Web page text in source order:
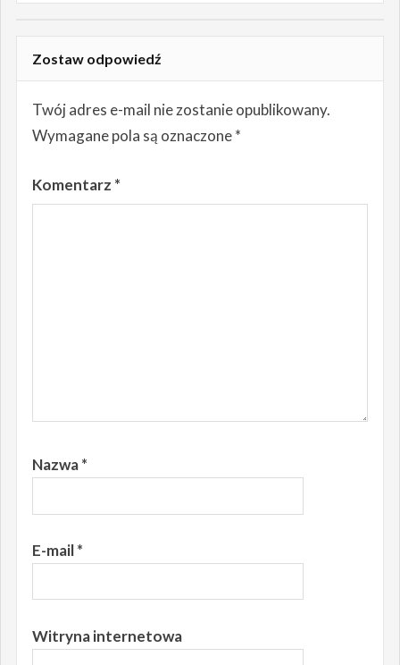
Zostaw odpowiedź
Twój adres e-mail nie zostanie opublikowany.
Wymagane pola są oznaczone*
Komentarz *
Nazwa*
E-mail*
Witryna internetowa